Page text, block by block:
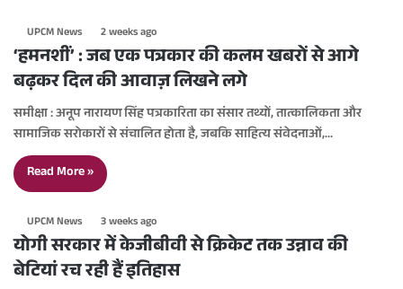
UPCM News 2 weeks ago
‘हमनशीं’ : जब एक पत्रकार की कलम खबरों से आगे
बढ़कर दिल की आवाज़ लिखने लगे
समीक्षा : अनूप नारायण सिंह पत्रकारिता का संसार तथ्यों, तात्कालिकता और
सामाजिक सरोकारों से संचालित होता है, जबकि साहित्य संवेदनाओं,…
Read More »
UPCM News 3 weeks ago
योगी सरकार में केजीबीवी से क्रिकेट तक उन्नाव की
बेटियां रच रही हैं इतिहास